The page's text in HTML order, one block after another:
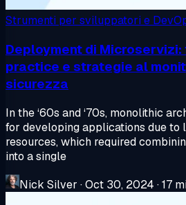
Strumenti per sviluppatori e
Deployment di
practice e strategie al
sicurezza
In the ‘60s and ‘70s, monolithic
for developing applications due to
resources, which required
into a single
Nick Silver ·Oct 30, 2024 ·17